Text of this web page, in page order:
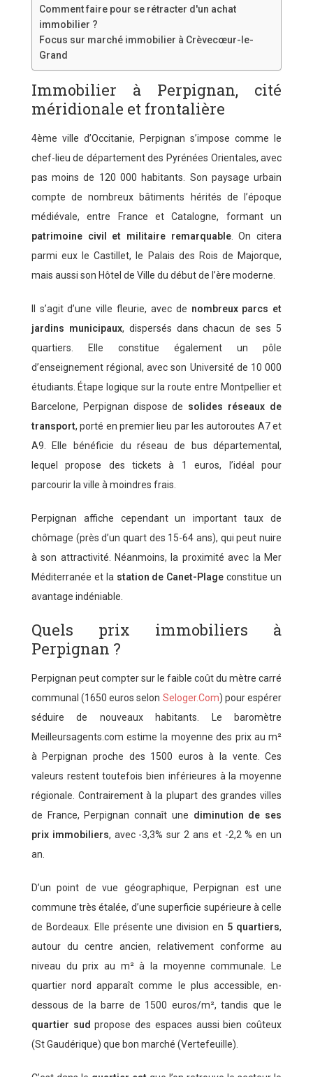
Comment faire pour se rétracter d'un achat
immobilier ?
Focus sur marché immobilier à Crèvecœur-le-
Grand
Immobilier à Perpignan, cité
méridionale et frontalière
4ème ville d’Occitanie, Perpignan s’impose comme le
chef-lieu de département des Pyrénées Orientales, avec
pas moins de 120 000 habitants. Son paysage urbain
compte de nombreux bâtiments hérités de l’époque
médiévale, entre France et Catalogne, formant un
patrimoine civil et militaire remarquable. On citera
parmi eux le Castillet, le Palais des Rois de Majorque,
mais aussi son Hôtel de Ville du début de l’ère moderne.
Il s’agit d’une ville fleurie, avec de nombreux parcs et
jardins municipaux, dispersés dans chacun de ses 5
quartiers. Elle constitue également un pôle
d’enseignement régional, avec son Université de 10 000
étudiants. Étape logique sur la route entre Montpellier et
Barcelone, Perpignan dispose de solides réseaux de
transport, porté en premier lieu par les autoroutes A7 et
A9. Elle bénéficie du réseau de bus départemental,
lequel propose des tickets à 1 euros, l’idéal pour
parcourir la ville à moindres frais.
Perpignan affiche cependant un important taux de
chômage (près d’un quart des 15-64 ans), qui peut nuire
à son attractivité. Néanmoins, la proximité avec la Mer
Méditerranée et la station de Canet-Plage constitue un
avantage indéniable.
Quels prix immobiliers à
Perpignan ?
Perpignan peut compter sur le faible coût du mètre carré
communal (1650 euros selon Seloger.Com) pour espérer
séduire de nouveaux habitants. Le baromètre
Meilleursagents.com estime la moyenne des prix au m²
à Perpignan proche des 1500 euros à la vente. Ces
valeurs restent toutefois bien inférieures à la moyenne
régionale. Contrairement à la plupart des grandes villes
de France, Perpignan connaît une diminution de ses
prix immobiliers, avec -3,3% sur 2 ans et -2,2 % en un
an.
D’un point de vue géographique, Perpignan est une
commune très étalée, d’une superficie supérieure à celle
de Bordeaux. Elle présente une division en 5 quartiers,
autour du centre ancien, relativement conforme au
niveau du prix au m² à la moyenne communale. Le
quartier nord apparaît comme le plus accessible, en-
dessous de la barre de 1500 euros/m², tandis que le
quartier sud propose des espaces aussi bien coûteux
(St Gaudérique) que bon marché (Vertefeuille).